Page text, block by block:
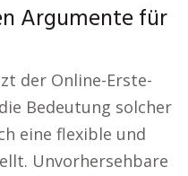
Argumente für
der Online-Erste-
Bedeutung solcher
eine flexible und
Unvorhersehbare